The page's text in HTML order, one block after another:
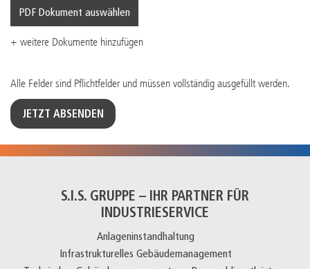
PDF Dokument auswählen
+ weitere Dokumente hinzufügen
Alle Felder sind Pflichtfelder und müssen vollständig ausgefüllt werden.
S.I.S. GRUPPE – IHR PARTNER FÜR
INDUSTRIESERVICE
Anlageninstandhaltung
Infrastrukturelles Gebäudemanagement